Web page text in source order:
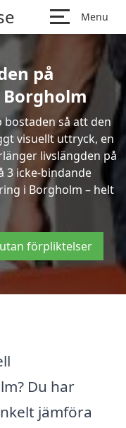
Menu
på
så att den
visuellt uttryck, en
livslängden på
3 icke-bindande
i Borgholm – helt
förpliktelser
Du har
jämföra